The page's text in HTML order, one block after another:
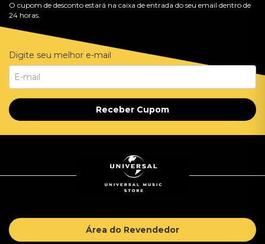
O cupom de desconto estará na caixa de entrada do seu email dentro de
24 horas.
Digite seu melhor e-mail
Receber Cupom
Área do Revendedor